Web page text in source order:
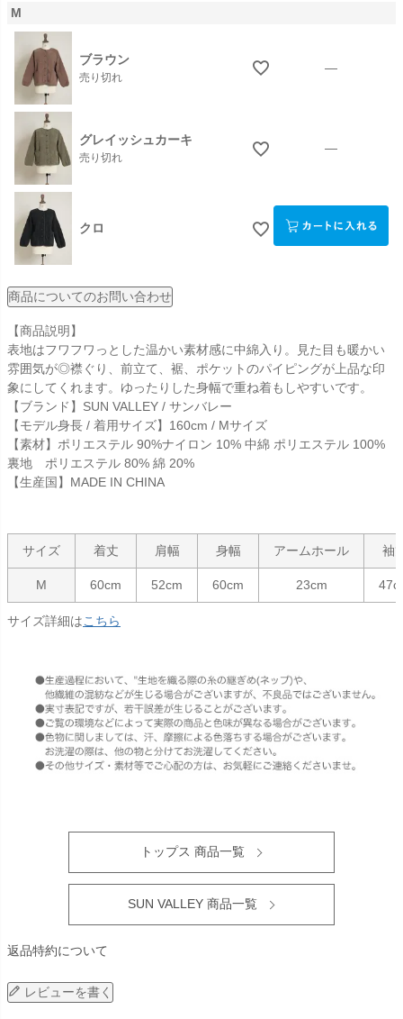
M
ブラウン
売り切れ
—
グレイッシュカーキ
売り切れ
—
クロ
商品についてのお問い合わせ
【商品説明】
表地はフワフワっとした温かい素材感に中綿入り。見た目も暖かい
雰囲気が◎襟ぐり、前立て、裾、ポケットのパイピングが上品な印
象にしてくれます。ゆったりした身幅で重ね着もしやすいです。
【ブランド】SUN VALLEY / サンバレー
【モデル身長 / 着用サイズ】160cm / Mサイズ
【素材】ポリエステル 90%ナイロン 10% 中綿 ポリエステル 100%
裏地 ポリエステル 80% 綿 20%
【生産国】MADE IN CHINA
サイズ 着丈 肩幅 身幅 アームホール 袖
M 60cm 52cm 60cm 23cm
サイズ詳細はこちら
トップス 商品一覧
SUN VALLEY 商品一覧
返品特約について
レビューを書く